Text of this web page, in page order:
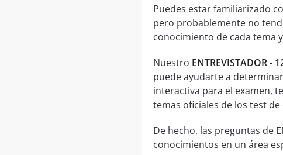
Puedes estar familiarizado
pero probablemente no
conocimiento de cada tema
Nuestro ENTREVISTADOR -
puede ayudarte a
interactiva para el examen,
temas oficiales de los test
De hecho, las preguntas de
conocimientos en un área